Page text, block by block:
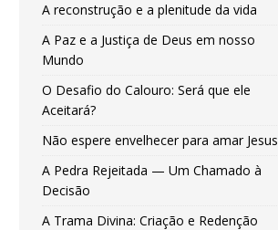
A reconstrução e a plenitude da vida
A Paz e a Justiça de Deus em nosso
Mundo
O Desafio do Calouro: Será que ele
Aceitará?
Não espere envelhecer para amar Jesus
A Pedra Rejeitada — Um Chamado à
Decisão
A Trama Divina: Criação e Redenção